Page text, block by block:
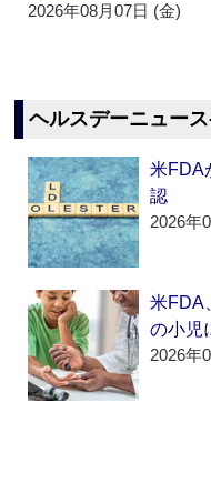
2026年08月07日 (金)
ヘルスデーニュース
米FDA
認
2026年
米FDA
の小児
2026年